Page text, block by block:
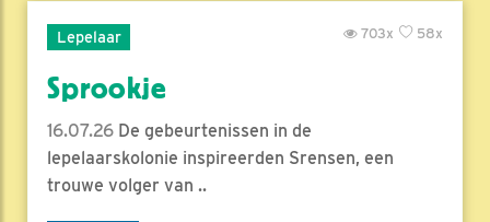
Lepelaar 58x
703x
Sprookje
16.07.26 De gebeurtenissen in de
lepelaarskolonie inspireerden Srensen, een
trouwe volger van ..